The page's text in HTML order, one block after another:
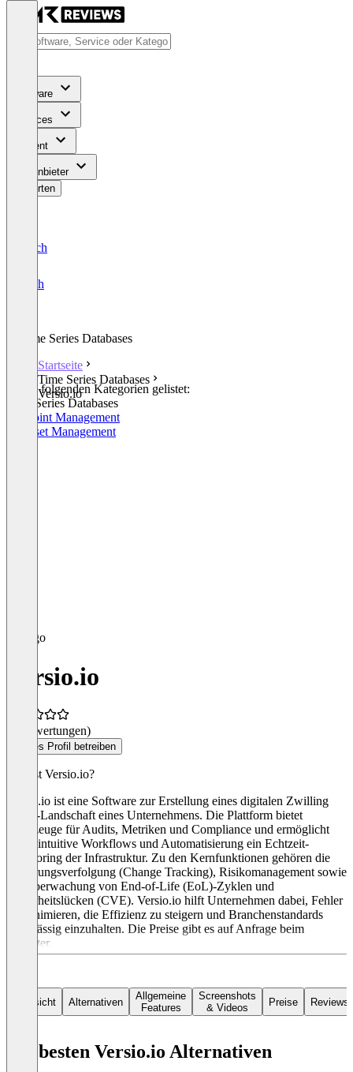
Software
Services
Content
Für Anbieter
Bewerten
Deutsch
English
Time Series Databases
Startseite
Time Series Databases
Versio.io
In den folgenden Kategorien gelistet:
Time Series Databases
Endpoint Management
IT Asset Management
Versio.io
(0 Bewertungen)
Dieses Profil betreiben
Was ist Versio.io?
Versio.io ist eine Software zur Erstellung eines digitalen Zwilling
der IT-Landschaft eines Unternehmens. Die Plattform bietet
Werkzeuge für Audits, Metriken und Compliance und ermöglicht
durch intuitive Workflows und Automatisierung ein Echtzeit-
Monitoring der Infrastruktur. Zu den Kernfunktionen gehören die
Änderungsverfolgung (Change Tracking), Risikomanagement sowie
die Überwachung von End-of-Life (EoL)-Zyklen und
Sicherheitslücken (CVE). Versio.io hilft Unternehmen dabei, Fehler
zu minimieren, die Effizienz zu steigern und Branchenstandards
zuverlässig einzuhalten. Die Preise gibt es auf Anfrage beim
Anbieter.
Übersicht Alternativen
Allgemeine
Features
Screenshots
& Videos
Preise Reviews
Die besten Versio.io Alternativen